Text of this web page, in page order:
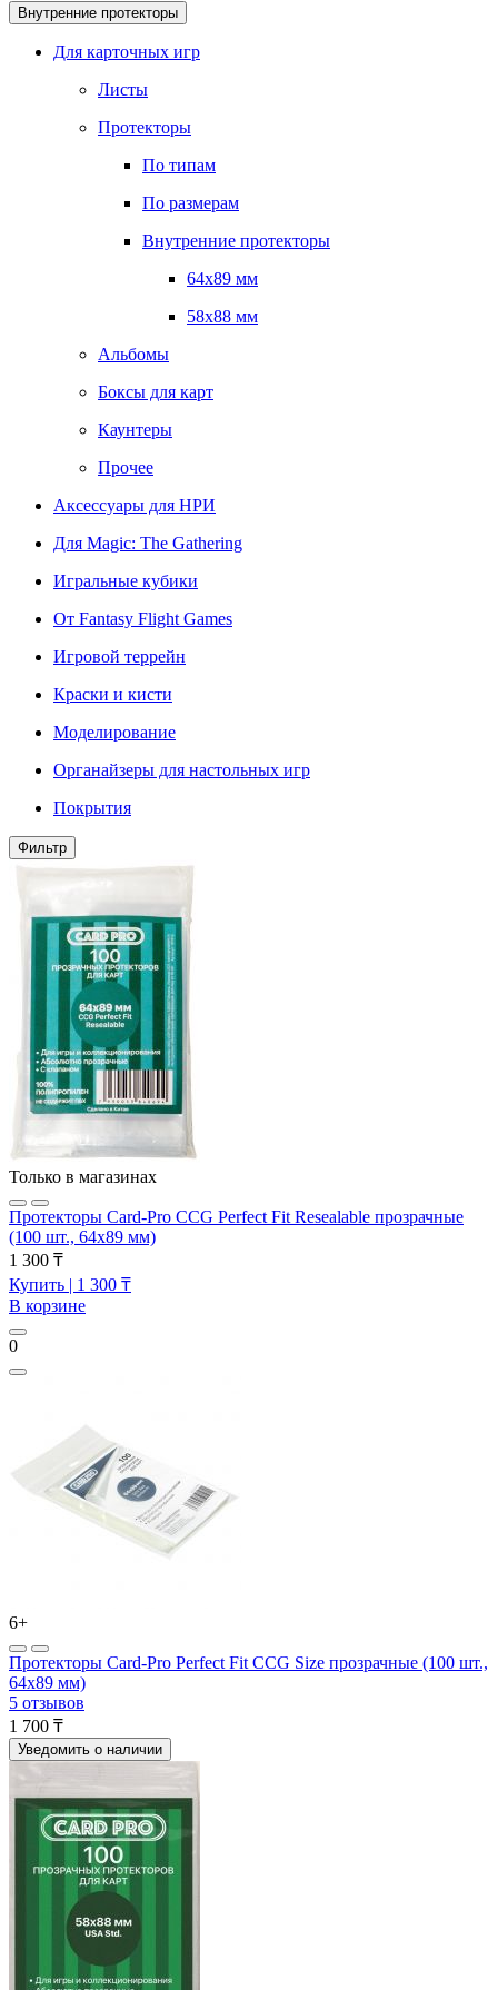
Внутренние протекторы
Для карточных игр
Листы
Протекторы
По типам
По размерам
Внутренние протекторы
64x89 мм
58x88 мм
Альбомы
Боксы для карт
Каунтеры
Прочее
Аксессуары для НРИ
Для Magic: The Gathering
Игральные кубики
От Fantasy Flight Games
Игровой террейн
Краски и кисти
Моделирование
Органайзеры для настольных игр
Покрытия
Фильтр
Только в магазинах
Протекторы Card-Pro CCG Perfect Fit Resealable прозрачные
(100 шт., 64х89 мм)
1 300 ₸
Купить | 1 300 ₸
В корзине
0
6+
Протекторы Card-Pro Perfect Fit CCG Size прозрачные (100 шт.,
64x89 мм)
5 отзывов
1 700 ₸
Уведомить о наличии